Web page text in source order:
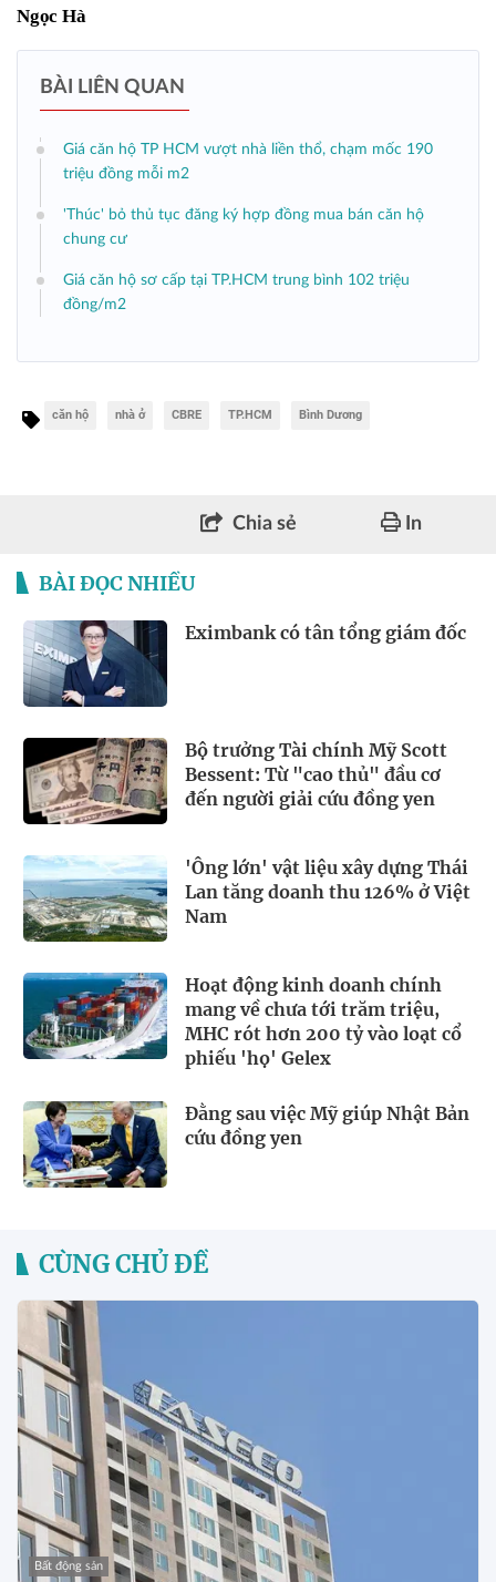
Ngọc Hà
BÀI LIÊN QUAN
Giá căn hộ TP HCM vượt nhà liền thổ, chạm mốc 190
triệu đồng mỗi m2
'Thúc' bỏ thủ tục đăng ký hợp đồng mua bán căn hộ
chung cư
Giá căn hộ sơ cấp tại TP.HCM trung bình 102 triệu
đồng/m2
căn hộ nhà ở CBRE TP.HCM Bình Dương
Chia sẻ In
BÀI ĐỌC NHIỀU
Eximbank có tân tổng giám đốc
Bộ trưởng Tài chính Mỹ Scott
Bessent: Từ "cao thủ" đầu cơ
đến người giải cứu đồng yen
'Ông lớn' vật liệu xây dựng Thái
Lan tăng doanh thu 126% ở Việt
Nam
Hoạt động kinh doanh chính
mang về chưa tới trăm triệu,
MHC rót hơn 200 tỷ vào loạt cổ
phiếu 'họ' Gelex
Đằng sau việc Mỹ giúp Nhật Bản
cứu đồng yen
CÙNG CHỦ ĐỀ
Bất động sản